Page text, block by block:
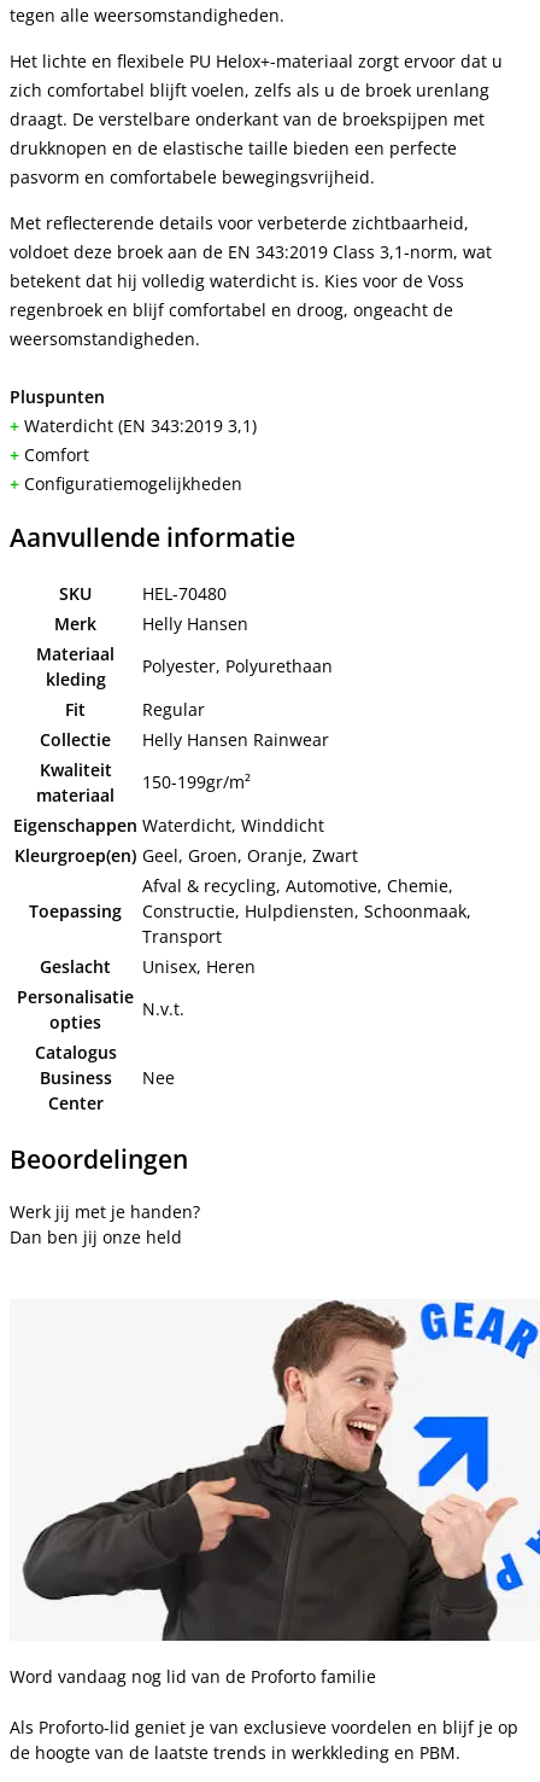
tegen alle weersomstandigheden.
Het lichte en flexibele PU Helox+-materiaal zorgt ervoor dat u
zich comfortabel blijft voelen, zelfs als u de broek urenlang
draagt. De verstelbare onderkant van de broekspijpen met
drukknopen en de elastische taille bieden een perfecte
pasvorm en comfortabele bewegingsvrijheid.
Met reflecterende details voor verbeterde zichtbaarheid,
voldoet deze broek aan de EN 343:2019 Class 3,1-norm, wat
betekent dat hij volledig waterdicht is. Kies voor de Voss
regenbroek en blijf comfortabel en droog, ongeacht de
weersomstandigheden.
Pluspunten
+ Waterdicht (EN 343:2019 3,1)
+ Comfort
+ Configuratiemogelijkheden
Aanvullende informatie
SKU
HEL-70480
Merk
Helly Hansen
Materiaal
kleding
Polyester, Polyurethaan
Fit
Regular
Collectie
Helly Hansen Rainwear
Kwaliteit
materiaal
150-199gr/m²
Eigenschappen Waterdicht, Winddicht
Kleurgroep(en) Geel, Groen, Oranje, Zwart
Toepassing
Afval & recycling, Automotive, Chemie,
Constructie, Hulpdiensten, Schoonmaak,
Transport
Geslacht
Unisex, Heren
Personalisatie
opties
N.v.t.
Catalogus
Business
Center
Nee
Beoordelingen
Werk jij met je handen?
Dan ben jij onze held
Word vandaag nog lid van de Proforto familie
Als Proforto-lid geniet je van exclusieve voordelen en blijf je op
de hoogte van de laatste trends in werkkleding en PBM.